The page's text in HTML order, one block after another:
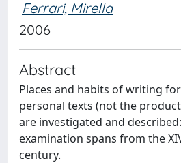
Ferrari, Mirella
2006
Abstract
Places and habits of writing
personal texts (not the
are investigated and
examination spans from the
century.